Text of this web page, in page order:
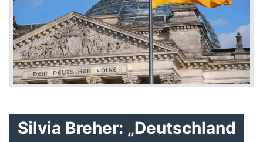
Silvia Breher: „Deutschland